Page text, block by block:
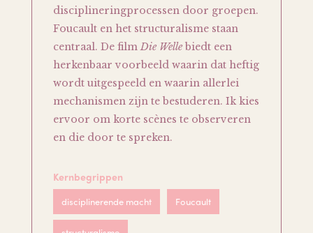
disciplineringprocessen door groepen.
Foucault en het structuralisme staan
centraal. De filmDie Wellebiedt een
herkenbaar voorbeeld waarin dat heftig
wordt uitgespeeld en waarin allerlei
mechanismen zijn te bestuderen. Ik kies
ervoor om korte scènes te observeren
en die door te spreken.
Kernbegrippen
disciplinerende macht Foucault